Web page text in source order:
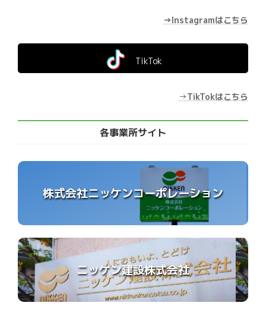
→Instagramはこちら
TikTok
→TikTokはこちら
各事業所サイト
株式会社ニッケンコーポレーション
ニッケン建設株式会社